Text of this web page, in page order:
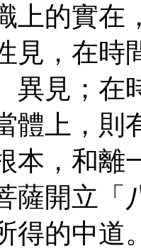
上的實在
見，在時
異見；
體上，則
本，和離
薩開立「
得的中道